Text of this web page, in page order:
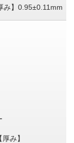
み】0.95±0.11mm
み】